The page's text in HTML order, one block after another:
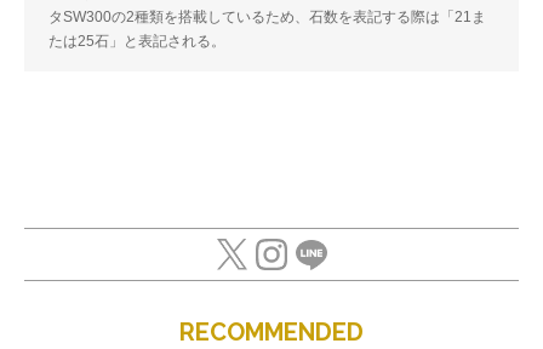
タSW300の2種類を搭載しているため、石数を表記する際は「21ま
たは25石」と表記される。
RECOMMENDED